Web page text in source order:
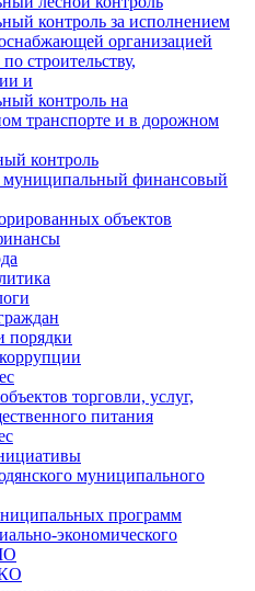
контроль за исполнением
организацией
по строительству,
и
контроль на
транспорте и в дорожном
контроль
финансовый
объектов
порядки
торговли, услуг,
питания
муниципального
программ
экономического